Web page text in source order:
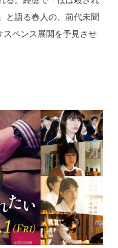
と語る春人の、前代未聞
ペンス展開を予見させ